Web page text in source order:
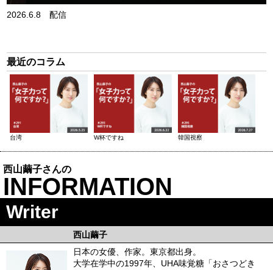
2026.6.8 配信
最近のコラム
台湾 W杯ですね 韓国視察
西山繭子さんの
INFORMATION
Writer
西山繭子
日本の女優、作家。東京都出身。
大学在学中の1997年、UHA味覚糖「おさつどき